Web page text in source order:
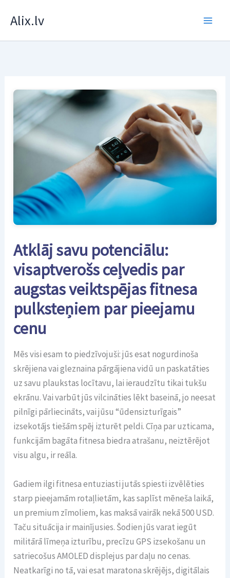
Alix.lv
Atklāj savu potenciālu:
visaptverošs ceļvedis par
augstas veiktspējas fitnesa
pulksteņiem par pieejamu
cenu
Mēs visi esam to piedzīvojuši: jūs esat nogurdinoša
skrējiena vai gleznaina pārgājiena vidū un paskatāties
uz savu plaukstas locītavu, lai ieraudzītu tikai tukšu
ekrānu. Vai varbūt jūs vilcināties lēkt baseinā, jo neesat
pilnīgi pārliecināts, vai jūsu “ūdensizturīgais”
izsekotājs tiešām spēj izturēt peldi. Cīņa par uzticama,
funkcijām bagāta fitnesa biedra atrašanu, neiztērējot
visu algu, ir reāla.
Gadiem ilgi fitnesa entuziasti jutās spiesti izvēlēties
starp pieejamām rotaļlietām, kas saplīst mēneša laikā,
un premium zīmoliem, kas maksā vairāk nekā 500 USD.
Taču situācija ir mainījusies. Šodien jūs varat iegūt
militārā līmeņa izturību, precīzu GPS izsekošanu un
satriecošus AMOLED displejus par daļu no cenas.
Neatkarīgi no tā, vai esat maratona skrējējs, digitālais